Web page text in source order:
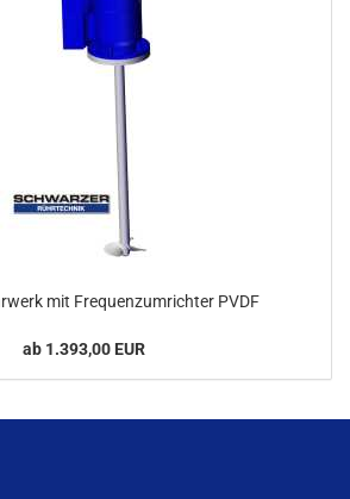
mit Frequenzumrichter PVDF
ab 1.393,00 EUR